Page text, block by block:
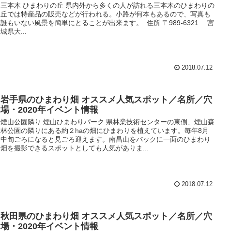
三本木 ひまわりの丘 県内外から多くの人が訪れる三本木のひまわりの
丘では特産品の販売などが行われる。小路が何本もあるので、写真も
誰もいない風景を簡単にとることが出来ます。 住所 〒989-6321 宮
城県大...
2018.07.12
岩手県のひまわり畑 オススメ人気スポット／名所／穴
場・2020年イベント情報
煙山公園隣り 煙山ひまわりパーク 県林業技術センターの東側、煙山森
林公園の隣りにある約２haの畑にひまわりを植えています。毎年8月
中旬ごろになると見ごろ迎えます。南昌山をバックに一面のひまわり
畑を撮影できるスポットとしても人気がありま...
2018.07.12
秋田県のひまわり畑 オススメ人気スポット／名所／穴
場・2020年イベント情報